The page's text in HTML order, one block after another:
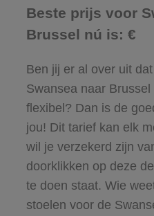
Beste prijs voor
Brussel nú is: €
Ben jij er al over uit
Swansea naar
flexibel? Dan is de
jou! Dit tarief kan elk
wil je verzekerd zijn
doorklikken op deze
te doen staat. Wie
stoelen voor de